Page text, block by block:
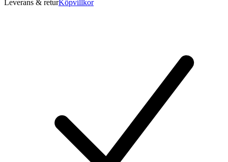
Leverans & returKöpvillkor